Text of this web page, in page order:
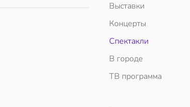
Выставки
Концерты
Спектакли
В городе
ТВ программа